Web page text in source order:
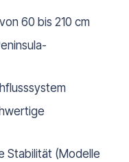
60 bis 210 cm
Stabilität (Modelle